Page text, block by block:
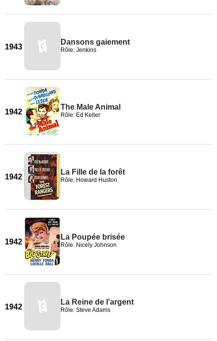
1943
Dansons gaiement
Rôle: Jenkins
1942
The Male Animal
Rôle: Ed Keller
1942
La Fille de la forêt
Rôle: Howard Huston
1942
La Poupée brisée
Rôle: Nicely Johnson
1942
La Reine de l'argent
Rôle: Steve Adams